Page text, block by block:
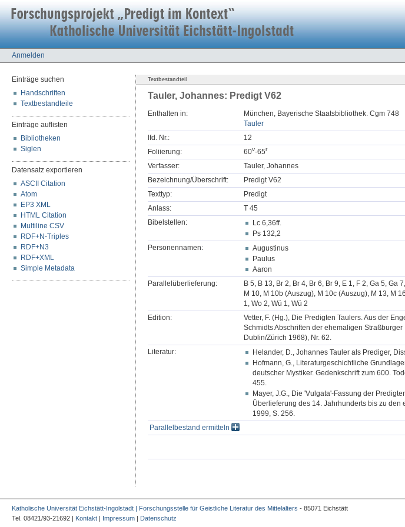
Anmelden
Einträge suchen
Handschriften
Textbestandteile
Einträge auflisten
Bibliotheken
Siglen
Datensatz exportieren
ASCII Citation
Atom
EP3 XML
HTML Citation
Multiline CSV
RDF+N-Triples
RDF+N3
RDF+XML
Simple Metadata
Textbestandteil
Tauler, Johannes: Predigt V62
Enthalten in:
München, Bayerische Staatsbibliothek. Cgm 748
Tauler
lfd. Nr.:
12
Foliierung:
60v-65r
Verfasser:
Tauler, Johannes
Bezeichnung/Überschrift:
Predigt V62
Texttyp:
Predigt
Anlass:
T 45
Bibelstellen:
Lc 6,36ff.
Ps 132,2
Personennamen:
Augustinus
Paulus
Aaron
Parallelüberlieferung:
B 5, B 13, Br 2, Br 4, Br 6, Br 9, E 1, F 2, Ga 5, Ga
M 10, M 10b (Auszug), M 10c (Auszug), M 13, M
1, Wo 2, Wü 1, Wü 2
Edition:
Vetter, F. (Hg.), Die Predigten Taulers. Aus der
Schmidts Abschriften der ehemaligen
Dublin/Zürich 1968), Nr. 62.
Literatur:
Helander, D., Johannes Tauler als Prediger,
Hofmann, G., Literaturgeschichtliche
deutscher Mystiker. Gedenkschrift zum 600.
455.
Mayer, J.G., Die 'Vulgata'-Fassung der
Überlieferung des 14. Jahrhunderts bis zu den
1999, S. 256.
Parallelbestand ermitteln
Katholische Universität Eichstätt-Ingolstadt | Forschungsstelle für Geistliche Literatur des Mittelalters - 85071 Eichstätt
Tel. 08421/93-21692 | Kontakt | Impressum | Datenschutz